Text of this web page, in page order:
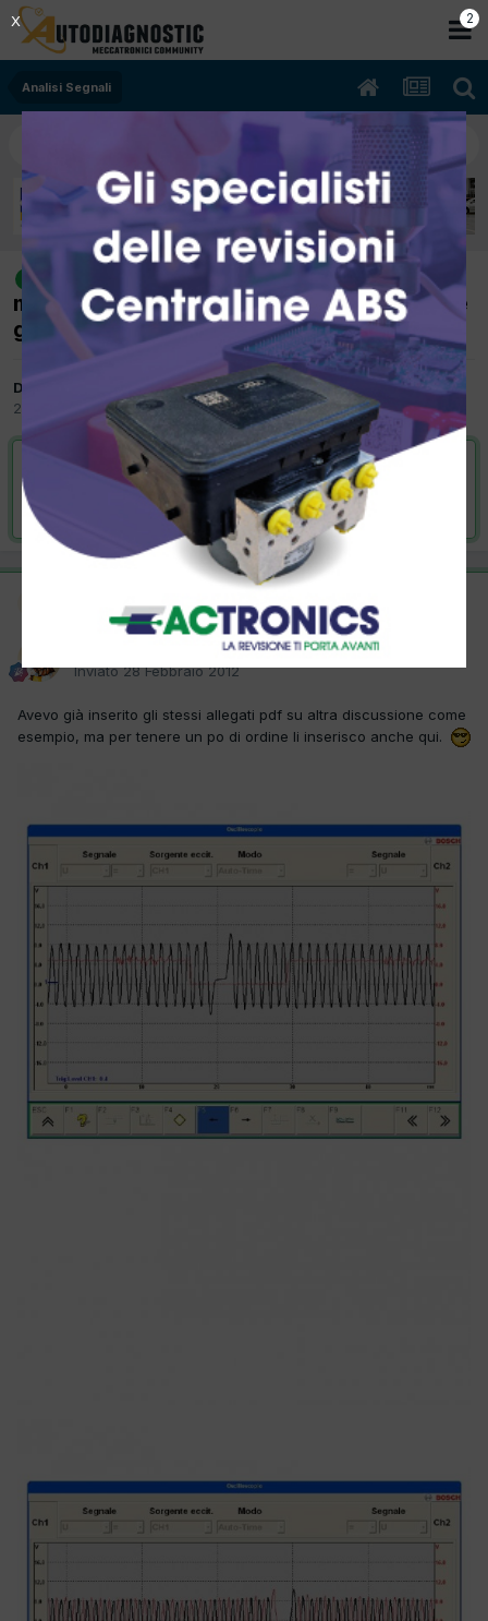
Analisi Segnali
risolto
[ punto 188 1.3 mjet anno 12/04
motore 188A9000 6JF.P3] sincronismo fase
giri
Da puzzoneddu
28 Febbraio 2012 inAnalisi Segnali
VAI ALLA SOLUZIONE
Risolta da puzzoneddu,28 Febbraio 2012
SOLUZIONE
Inviato28 Febbraio 2012
Avevo già inserito gli stessi allegati pdf su altra discussione come
esempio, ma per tenere un po di ordine li inserisco anche qui.
1
X